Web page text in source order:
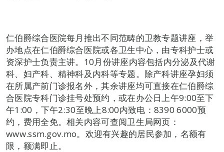
仁伯爵综合医院每月推出不同范畴的卫教专题讲座，举
办地点在仁伯爵综合医院或各卫生中心，由专科护士或
资深护士负责主讲。10月份讲座内容包括内分泌及代谢
科、妇产科、精神科及内科等专题。除产科讲座孕妇须
在所属产前门诊报名外，其余讲座均可直接在仁伯爵综
合医院专科门诊挂号处预约，或在办公日上午9:00至下
午1:00，下午2:30至晚上8:00内致电：8390 6000预
约，费用全免。相关内容可查阅卫生局网页：
www.ssm.gov.mo。欢迎有兴趣的居民参加，名额有
限，额满即止。